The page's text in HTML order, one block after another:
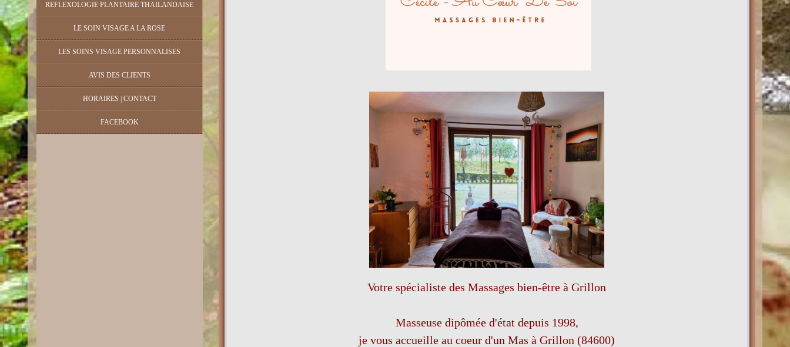
REFLEXOLOGIE PLANTAIRE THAILANDAISE
LE SOIN VISAGE A LA ROSE
LES SOINS VISAGE PERSONNALISES
AVIS DES CLIENTS
HORAIRES | CONTACT
FACEBOOK
Votre spécialiste des Massages bien-être à Grillon
Masseuse dipômée d'état depuis 1998,
je vous accueille au coeur d'un Mas à Grillon (84600)